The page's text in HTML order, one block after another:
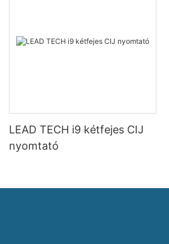
LEAD TECH i9 kétfejes CIJ
nyomtató